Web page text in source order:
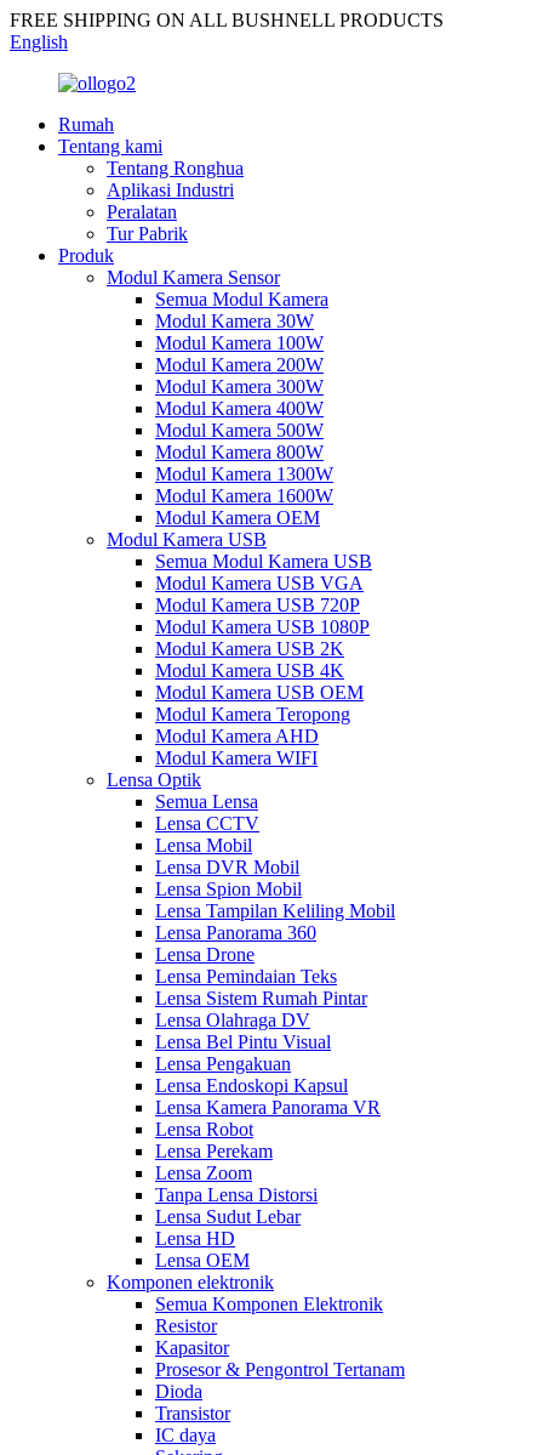
FREE SHIPPING ON ALL BUSHNELL PRODUCTS
English
Rumah
Tentang kami
Tentang Ronghua
Aplikasi Industri
Peralatan
Tur Pabrik
Produk
Modul Kamera Sensor
Semua Modul Kamera
Modul Kamera 30W
Modul Kamera 100W
Modul Kamera 200W
Modul Kamera 300W
Modul Kamera 400W
Modul Kamera 500W
Modul Kamera 800W
Modul Kamera 1300W
Modul Kamera 1600W
Modul Kamera OEM
Modul Kamera USB
Semua Modul Kamera USB
Modul Kamera USB VGA
Modul Kamera USB 720P
Modul Kamera USB 1080P
Modul Kamera USB 2K
Modul Kamera USB 4K
Modul Kamera USB OEM
Modul Kamera Teropong
Modul Kamera AHD
Modul Kamera WIFI
Lensa Optik
Semua Lensa
Lensa CCTV
Lensa Mobil
Lensa DVR Mobil
Lensa Spion Mobil
Lensa Tampilan Keliling Mobil
Lensa Panorama 360
Lensa Drone
Lensa Pemindaian Teks
Lensa Sistem Rumah Pintar
Lensa Olahraga DV
Lensa Bel Pintu Visual
Lensa Pengakuan
Lensa Endoskopi Kapsul
Lensa Kamera Panorama VR
Lensa Robot
Lensa Perekam
Lensa Zoom
Tanpa Lensa Distorsi
Lensa Sudut Lebar
Lensa HD
Lensa OEM
Komponen elektronik
Semua Komponen Elektronik
Resistor
Kapasitor
Prosesor & Pengontrol Tertanam
Dioda
Transistor
IC daya